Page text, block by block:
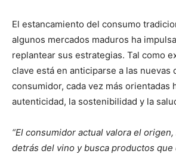
El estancamiento del consumo
algunos mercados maduros ha
replantear sus estrategias. Tal como
clave está en anticiparse a las nuevas
consumidor, cada vez más orientadas
autenticidad, la sostenibilidad y la
“El consumidor actual valora el
detrás del vino y busca productos que